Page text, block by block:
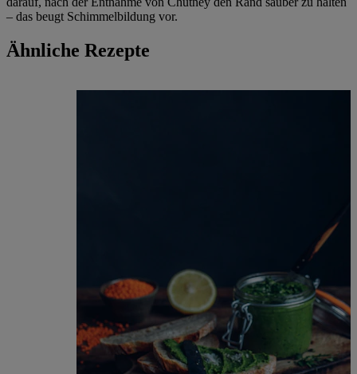
– das beugt Schimmelbildung vor.
Ähnliche Rezepte